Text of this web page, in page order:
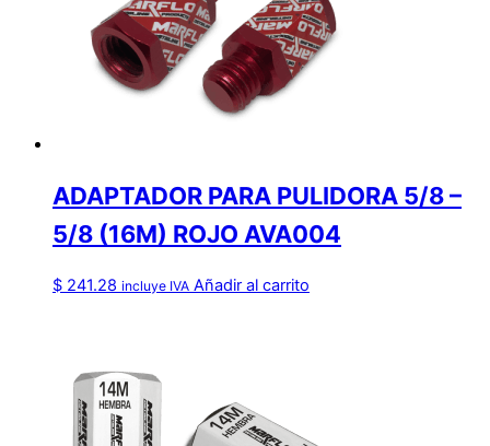
ADAPTADOR PARA PULIDORA 5/8 –
5/8 (16M) ROJO AVA004
$ 241.28 incluye IVA Añadir al carrito